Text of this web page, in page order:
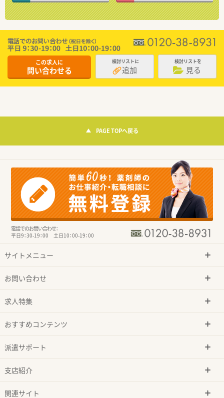
この求人に
問い合わせる
検討リストに
追加
検討リストを
見る
PAGE TOPへ戻る
電話でのお問い合わせ：
平日9：30-19：00 土日10：00-19：00
サイトメニュー
お問い合わせ
求人特集
おすすめコンテンツ
派遣サポート
支店紹介
関連サイト